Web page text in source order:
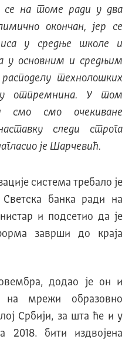
се на томе ради у два
окончан, јер се
у средње школе и
у основним и средњим
технолошких
отпремнина. У том
смо смо очекиване
следи строга
је Шарчевић.
система требало је
банка ради на
и подсетио да је
заврши до краја
додао је он и
на мрежи образовно
Србији, за шта ће и у
2018. бити издвојена